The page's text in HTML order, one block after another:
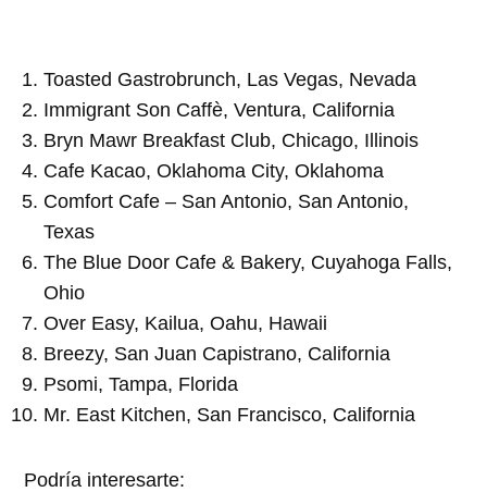
Toasted Gastrobrunch, Las Vegas, Nevada
Immigrant Son Caffè, Ventura, California
Bryn Mawr Breakfast Club, Chicago, Illinois
Cafe Kacao, Oklahoma City, Oklahoma
Comfort Cafe – San Antonio, San Antonio,
Texas
The Blue Door Cafe & Bakery, Cuyahoga Falls,
Ohio
Over Easy, Kailua, Oahu, Hawaii
Breezy, San Juan Capistrano, California
Psomi, Tampa, Florida
Mr. East Kitchen, San Francisco, California
Podría interesarte: